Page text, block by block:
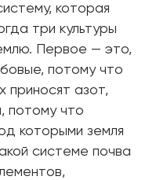
которая
три культуры
Первое — это,
потому что
приносят азот,
потому что
которыми земля
системе почва